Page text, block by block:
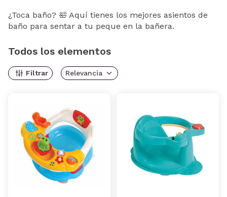
¿Toca baño? 🛀 Aquí tienes los mejores asientos de
baño para sentar a tu peque en la bañera.
Todos los elementos
Filtrar Relevancia